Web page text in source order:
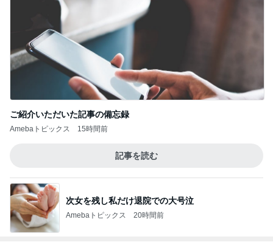
ご紹介いただいた記事の備忘録
Amebaトピックス 15時間前
記事を読む
次女を残し私だけ退院での大号泣
Amebaトピックス 20時間前